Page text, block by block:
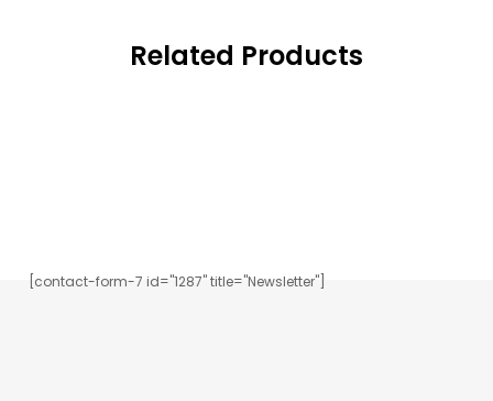
Related Products
[contact-form-7 id="1287" title="Newsletter"]